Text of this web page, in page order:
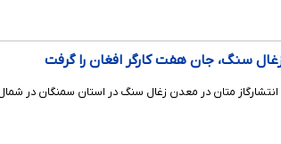
سنگ، جان هفت کارگر افغان را گرفت
متان در معدن زغال سنگ در استان سمنگان در